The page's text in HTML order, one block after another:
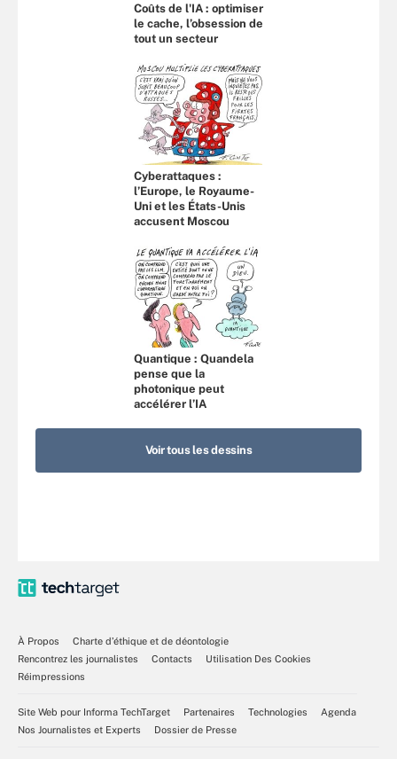
Coûts de l'IA : optimiser
le cache, l’obsession de
tout un secteur
Cyberattaques :
l’Europe, le Royaume-
Uni et les États-Unis
accusent Moscou
Quantique : Quandela
pense que la
photonique peut
accélérer l’IA
Voir tous les dessins
À Propos
Charte d’éthique et de déontologie
Rencontrez les journalistes
Contacts
Utilisation Des Cookies
Réimpressions
Site Web pour Informa TechTarget Partenaires Technologies
Agenda
Nos Journalistes et Experts
Dossier de Presse